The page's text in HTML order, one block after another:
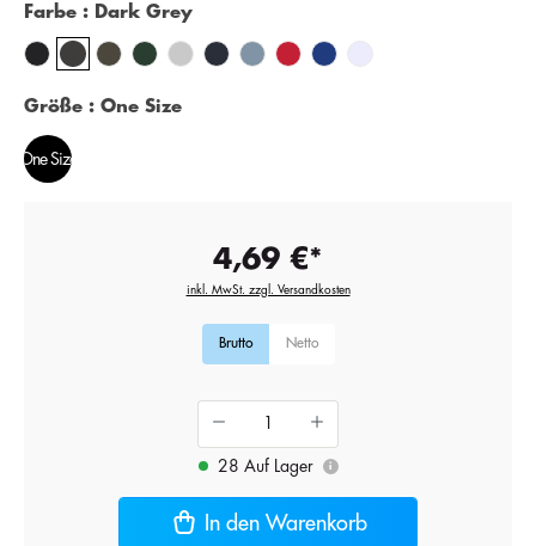
Farbe : Dark Grey
Größe : One Size
One Size
4,69 €*
inkl. MwSt. zzgl. Versandkosten
Brutto Netto
28 Auf Lager i
In den Warenkorb